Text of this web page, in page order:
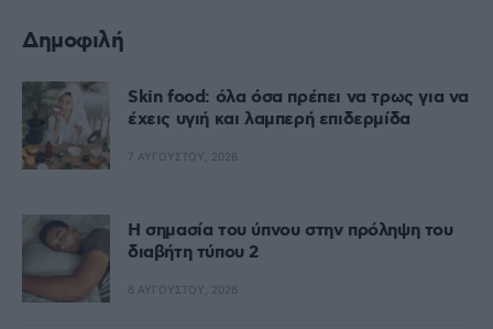
Δημοφιλή
Skin food: όλα όσα πρέπει να τρως για να
έχεις υγιή και λαμπερή επιδερμίδα
7 ΑΥΓΟΎΣΤΟΥ, 2026
Η σημασία του ύπνου στην πρόληψη του
διαβήτη τύπου 2
6 ΑΥΓΟΎΣΤΟΥ, 2026